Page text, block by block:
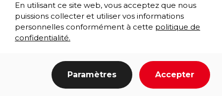
HOME
En utilisant ce site web, vous acceptez que nous
puissions collecter et utiliser vos informations
personnelles conformément à cette politique de
confidentialité.
Paramètres Accepter